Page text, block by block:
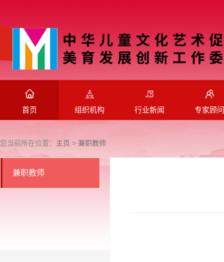
首页 组织机构 行业新闻 专家顾问
您当前所在位置： 主页 > 兼职教师
兼职教师